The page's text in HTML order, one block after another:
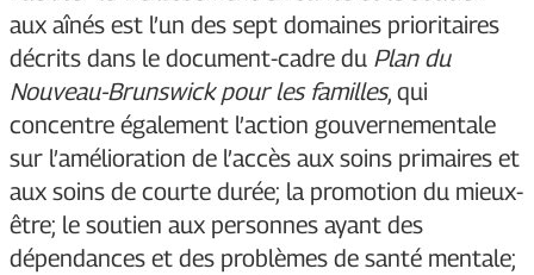
aux aînés est l’un des sept domaines prioritaires
décrits dans le document-cadre du Plan du
Nouveau-Brunswick pour les familles, qui
concentre également l’action gouvernementale
sur l’amélioration de l’accès aux soins primaires et
aux soins de courte durée; la promotion du mieux-
être; le soutien aux personnes ayant des
dépendances et des problèmes de santé mentale;